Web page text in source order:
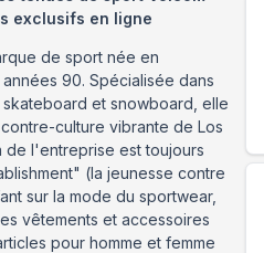
exclusifs en ligne
de sport née en
90. Spécialisée dans
et snowboard, elle
culture vibrante de Los
de l'entreprise est toujours
(la jeunesse contre
sur la mode du sportwear,
vêtements et accessoires
pour homme et femme